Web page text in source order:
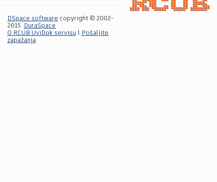
DSpace software copyright © 2002-
2015
DuraSpace
O RCUB UviDok servisu
Pošaljite
zapažanja